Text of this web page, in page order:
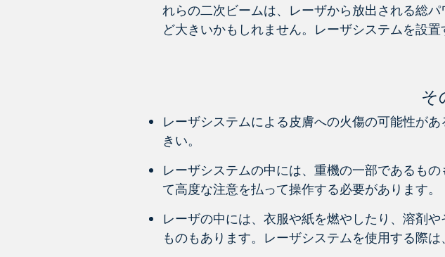
れらの二次ビームは、レーザから放出される総
ど大きいかもしれません。レーザシステムを設
そ
レーザシステムによる皮膚への火傷の可能性が
きい。
レーザシステムの中には、重機の一部であるも
て高度な注意を払って操作する必要があります。
レーザの中には、衣服や紙を燃やしたり、溶剤
ものもあります。レーザシステムを使用する際は